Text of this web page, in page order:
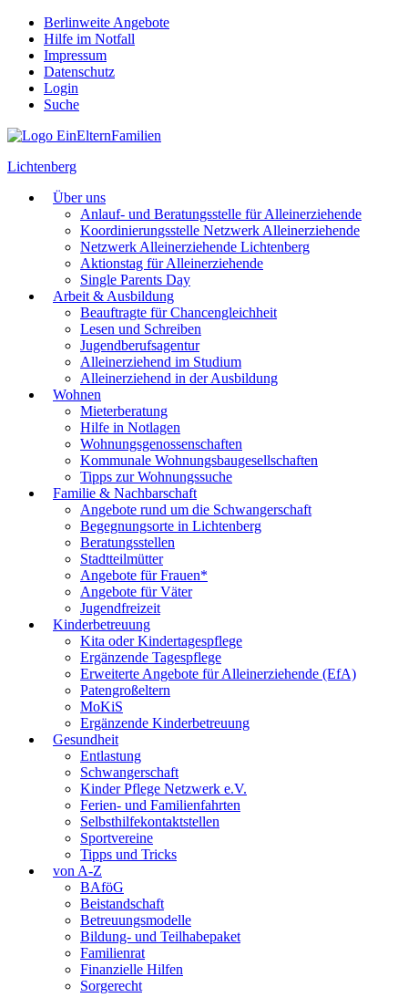
Berlinweite Angebote
Hilfe im Notfall
Impressum
Datenschutz
Login
Suche
Lichtenberg
Über uns
Anlauf- und Beratungsstelle für Alleinerziehende
Koordinierungsstelle Netzwerk Alleinerziehende
Netzwerk Alleinerziehende Lichtenberg
Aktionstag für Alleinerziehende
Single Parents Day
Arbeit & Ausbildung
Beauftragte für Chancengleichheit
Lesen und Schreiben
Jugendberufsagentur
Alleinerziehend im Studium
Alleinerziehend in der Ausbildung
Wohnen
Mieterberatung
Hilfe in Notlagen
Wohnungsgenossenschaften
Kommunale Wohnungsbaugesellschaften
Tipps zur Wohnungssuche
Familie & Nachbarschaft
Angebote rund um die Schwangerschaft
Begegnungsorte in Lichtenberg
Beratungsstellen
Stadtteilmütter
Angebote für Frauen*
Angebote für Väter
Jugendfreizeit
Kinderbetreuung
Kita oder Kindertagespflege
Ergänzende Tagespflege
Erweiterte Angebote für Alleinerziehende (EfA)
Patengroßeltern
MoKiS
Ergänzende Kinderbetreuung
Gesundheit
Entlastung
Schwangerschaft
Kinder Pflege Netzwerk e.V.
Ferien- und Familienfahrten
Selbsthilfekontaktstellen
Sportvereine
Tipps und Tricks
von A-Z
BAföG
Beistandschaft
Betreuungsmodelle
Bildung- und Teilhabepaket
Familienrat
Finanzielle Hilfen
Sorgerecht